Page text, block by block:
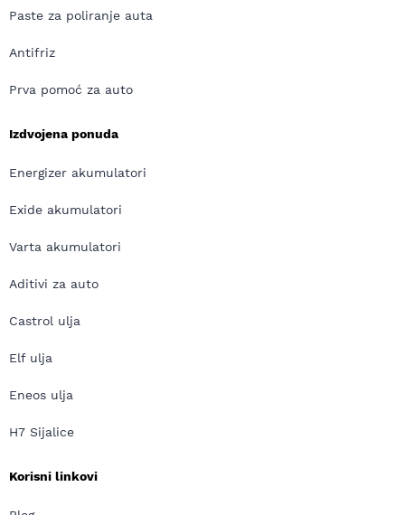
Paste za poliranje auta
Antifriz
Prva pomoć za auto
Izdvojena ponuda
Energizer akumulatori
Exide akumulatori
Varta akumulatori
Aditivi za auto
Castrol ulja
Elf ulja
Eneos ulja
H7 Sijalice
Korisni linkovi